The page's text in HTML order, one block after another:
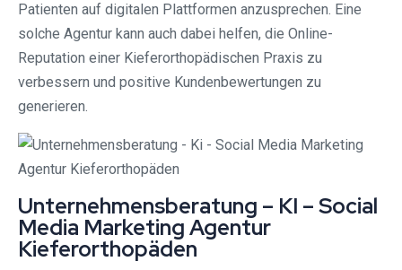
Patienten auf digitalen Plattformen anzusprechen. Eine
solche Agentur kann auch dabei helfen, die Online-
Reputation einer Kieferorthopädischen Praxis zu
verbessern und positive Kundenbewertungen zu
generieren.
Unternehmensberatung – KI – Social
Media Marketing Agentur
Kieferorthopäden